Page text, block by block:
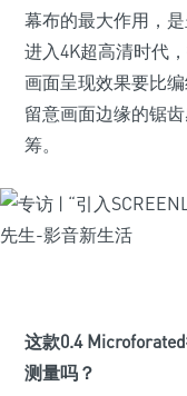
幕布的最大作用，
进入4K超高清时代
画面呈现效果要比
留意画面边缘的锯
筹。
这款0.4
测量吗？